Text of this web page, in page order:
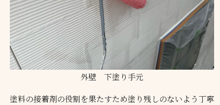
外壁 下塗り手元
塗料の接着剤の役割を果たすため塗り残しのないよう丁寧